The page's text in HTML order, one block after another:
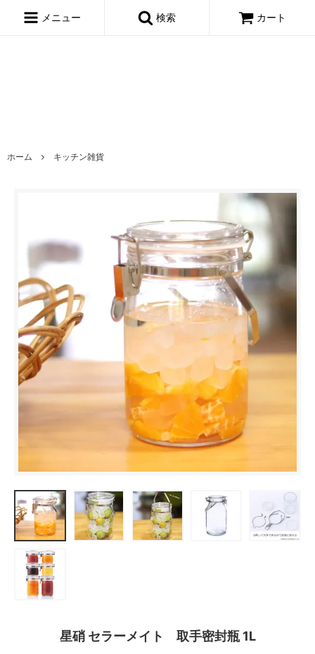
{dataLayer.push(arguments);} gtag('js', new Date()); gtag('config',
メニュー 検索 カート
ホーム キッチン雑貨
星硝 セラーメイト 取手密封瓶 1L